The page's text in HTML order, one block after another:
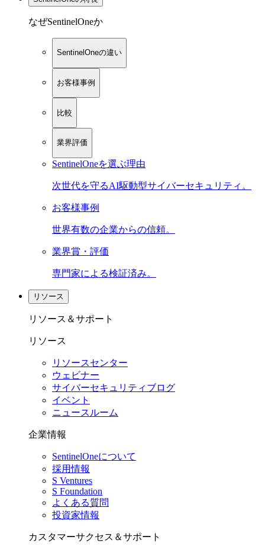
なぜSentinelOneか
SentinelOneの違い
お客様事例
比較
業界評価
SentinelOneを選ぶ理由
次世代を守るAI駆動型サイバーセキュリティ。
お客様事例
世界有数の企業からの信頼。
業界賞・評価
専門家による検証済み。
リソース
リソース＆サポート
リソース
リソースセンター
ウェビナー
サイバーセキュリティブログ
イベント
ニュースルーム
企業情報
SentinelOneについて
採用情報
S Ventures
S Foundation
よくある質問
投資家情報
カスタマーサクセス＆サポート